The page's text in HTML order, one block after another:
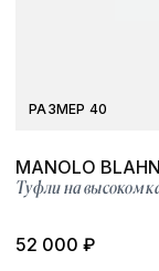
РАЗМЕР 40
MANOLO
Туфли на высоком
52 000 ₽